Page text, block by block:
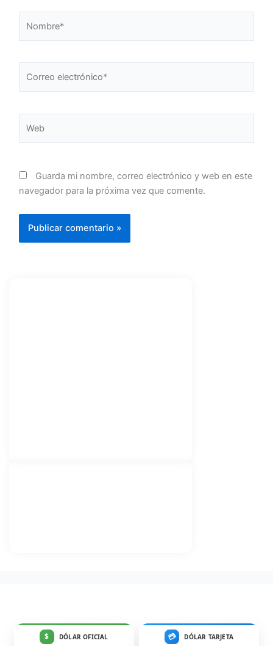
Guarda mi nombre, correo electrónico y web en este
navegador para la próxima vez que comente.
$ DÓLAR OFICIAL 💳 DÓLAR TARJETA